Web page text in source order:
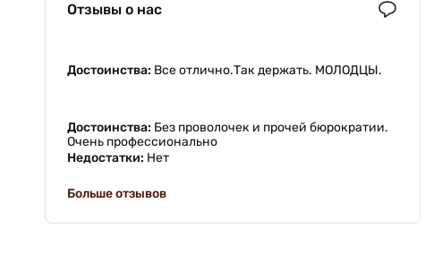
Отзывы о нас
Достоинства: Все отлично.Так держать. МОЛОДЦЫ.
Достоинства: Без проволочек и прочей бюрократии.
Очень профессионально
Недостатки: Нет
Больше отзывов